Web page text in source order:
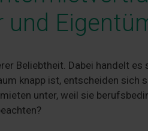
Beliebtheit. Dabei handelt
knapp ist, entscheiden sich
unter, weil sie